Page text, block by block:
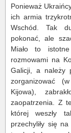
Ponieważ
ich armia
Wschód. Tak
pokonać, ale
Miało to
rozmowami na
Galicji, a należy
zorganizować
Kijowa),
zaopatrzenia. Z
której weszły
przechyliły się